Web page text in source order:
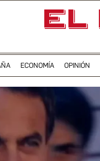
ECONOMÍA OPINIÓN